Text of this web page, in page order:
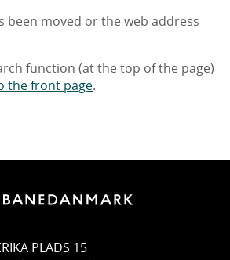
been moved or the web address
function (at the top of the page)
the front page.
PLADS 15